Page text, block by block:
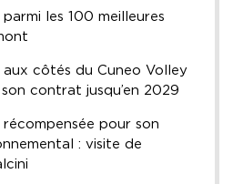
les 100 meilleures
aux côtés du Cuneo Volley
contrat jusqu’en 2029
récompensée pour son
: visite de